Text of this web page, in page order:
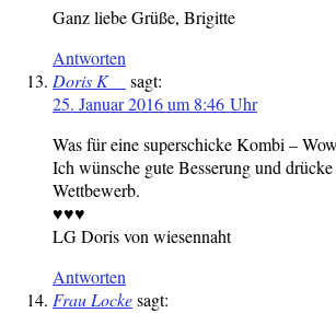
Ganz liebe Grüße, Brigitte
Antworten
Doris K__
sagt:
25. Januar 2016 um 8:46 Uhr
Was für eine superschicke Kombi –
Ich wünsche gute Besserung und
Wettbewerb.
♥♥♥
LG Doris von wiesennaht
Antworten
Frau Lockesagt: